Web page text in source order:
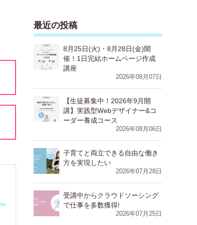
最近の投稿
8月25日(火)・8月28日(金)開
催！1日完結ホームページ作成
講座
2026年08月07日
【生徒募集中！2026年9月開
講】実践型Webデザイナー&コ
ーダー養成コース
2026年08月06日
⁨⁩⁨⁩⁨⁩⁨子育てと両立できる自由な働き
方を実現したい
2026年07月28日
受講中からクラウドソーシング
で仕事を多数獲得!
2026年07月25日